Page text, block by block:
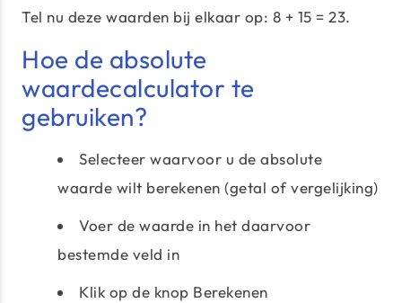
Tel nu deze waarden bij elkaar op: 8 + 15 = 23.
Hoe de absolute
waardecalculator te
gebruiken?
Selecteer waarvoor u de absolute
waarde wilt berekenen (getal of vergelijking)
Voer de waarde in het daarvoor
bestemde veld in
Klik op de knop Berekenen